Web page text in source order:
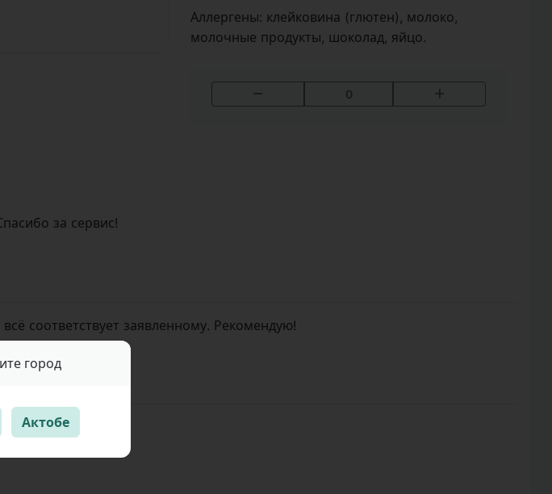
Аллергены: клейковина (глютен), молоко,
молочные продукты, шоколад, яйцо.
0
за сервис!
соответствует заявленному. Рекомендую!
город
Актобе